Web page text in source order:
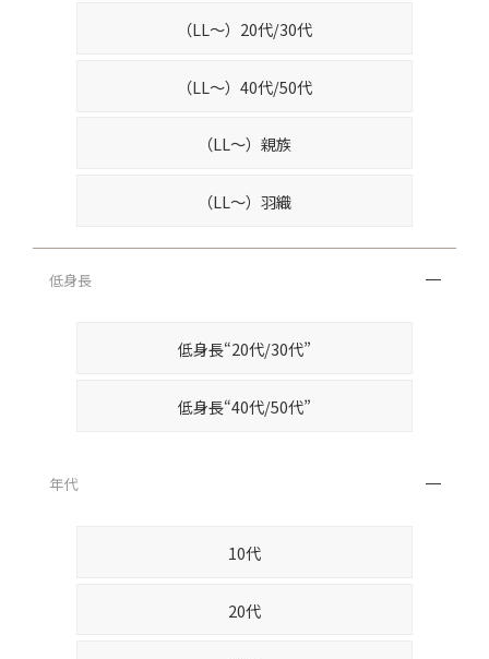
（LL～）20代/30代
（LL～）40代/50代
（LL～）親族
（LL～）羽織
低身長
低身長“20代/30代”
低身長“40代/50代”
年代
10代
20代